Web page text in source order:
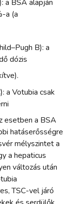
a BSA alapján
a (a
B): a
dózis
a Votubia csak
esetben a BSA
hatáserősségre
mélyszintet a
a hepaticus
változás után
TSC-vel járó